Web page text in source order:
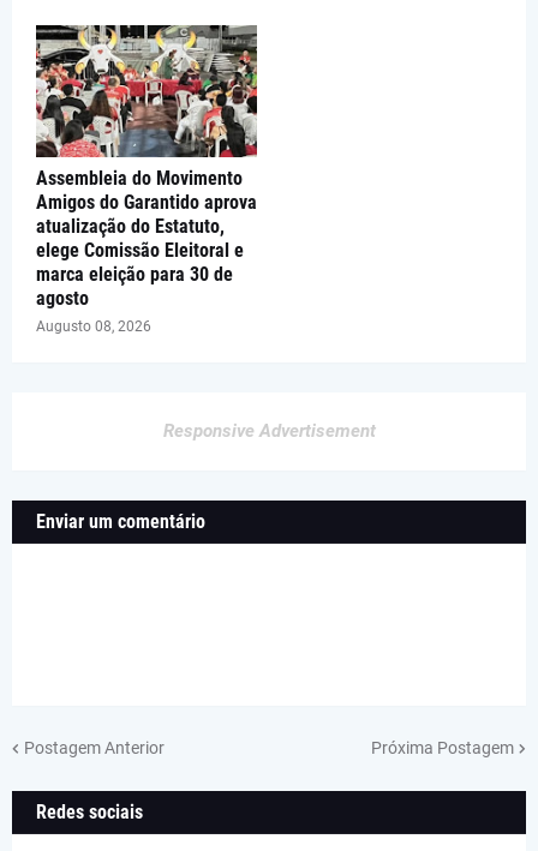
Assembleia do Movimento
Amigos do Garantido aprova
atualização do Estatuto,
elege Comissão Eleitoral e
marca eleição para 30 de
agosto
Augusto 08, 2026
Responsive Advertisement
Enviar um comentário
Postagem Anterior Próxima Postagem
Redes sociais